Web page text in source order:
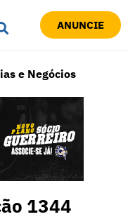
ANUNCIE
e Negócios
1344